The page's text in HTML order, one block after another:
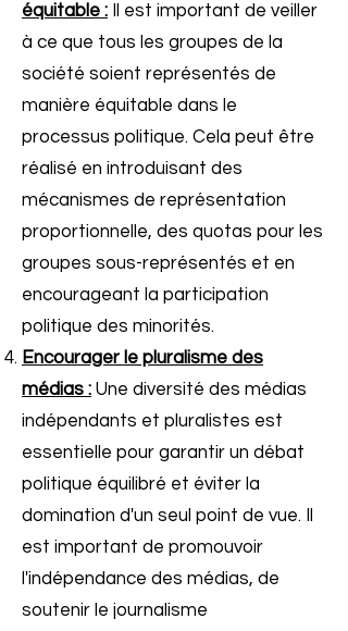
équitable : Il est important de veiller
à ce que tous les groupes de la
société soient représentés de
manière équitable dans le
processus politique. Cela peut être
réalisé en introduisant des
mécanismes de représentation
proportionnelle, des quotas pour les
groupes sous-représentés et en
encourageant la participation
politique des minorités.
Encourager le pluralisme des
médias : Une diversité des médias
indépendants et pluralistes est
essentielle pour garantir un débat
politique équilibré et éviter la
domination d'un seul point de vue. Il
est important de promouvoir
l'indépendance des médias, de
soutenir le journalisme